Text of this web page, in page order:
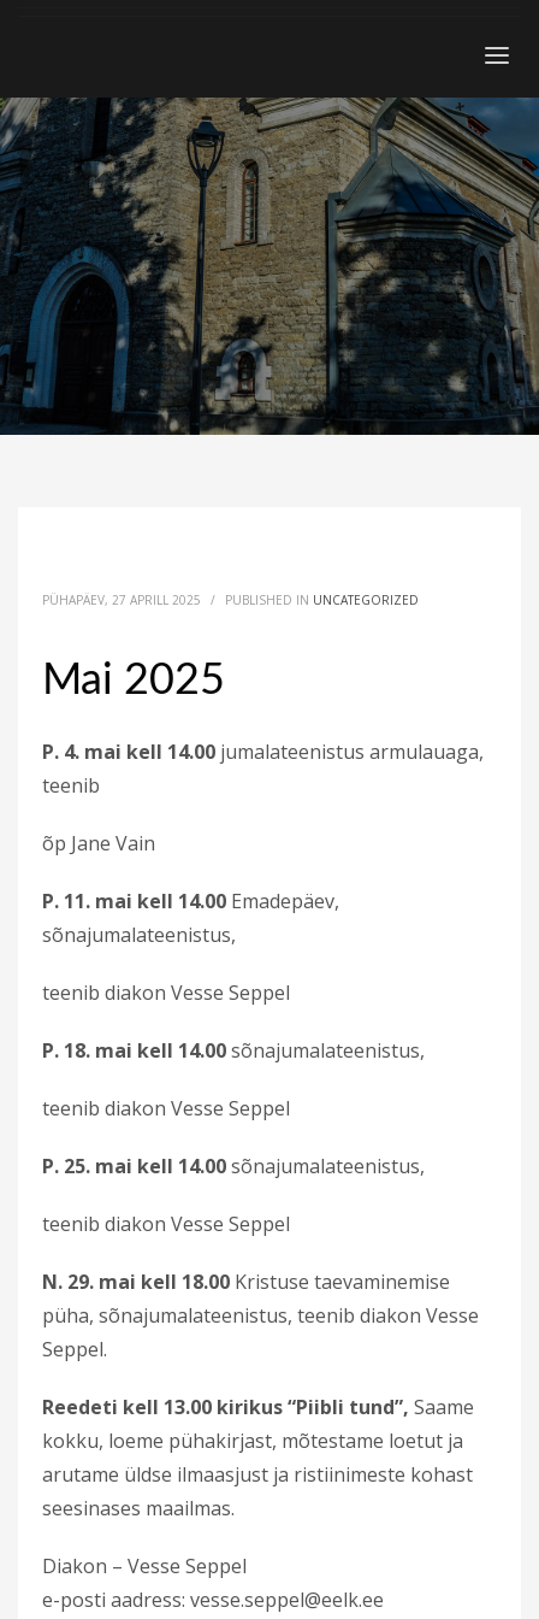
PÜHAPÄEV, 27 APRILL 2025 / PUBLISHED IN UNCATEGORIZED
Mai 2025
P. 4. mai kell 14.00 jumalateenistus armulauaga,
teenib
õp Jane Vain
P. 11. mai kell 14.00 Emadepäev,
sõnajumalateenistus,
teenib diakon Vesse Seppel
P. 18. mai kell 14.00sõnajumalateenistus,
teenib diakon Vesse Seppel
P. 25. mai kell 14.00sõnajumalateenistus,
teenib diakon Vesse Seppel
N. 29. mai kell 18.00 Kristuse taevaminemise
püha, sõnajumalateenistus, teenib diakon Vesse
Seppel.
Reedeti kell 13.00 kirikus “Piibli tund”, Saame
kokku, loeme pühakirjast, mõtestame loetut ja
arutame üldse ilmaasjust ja ristiinimeste kohast
seesinases maailmas.
Diakon – Vesse Seppel
e-posti aadress: vesse.seppel@eelk.ee